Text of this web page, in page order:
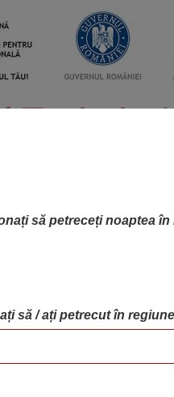
OBIECTIVE
să petreceți noaptea în
să / ați petrecut în